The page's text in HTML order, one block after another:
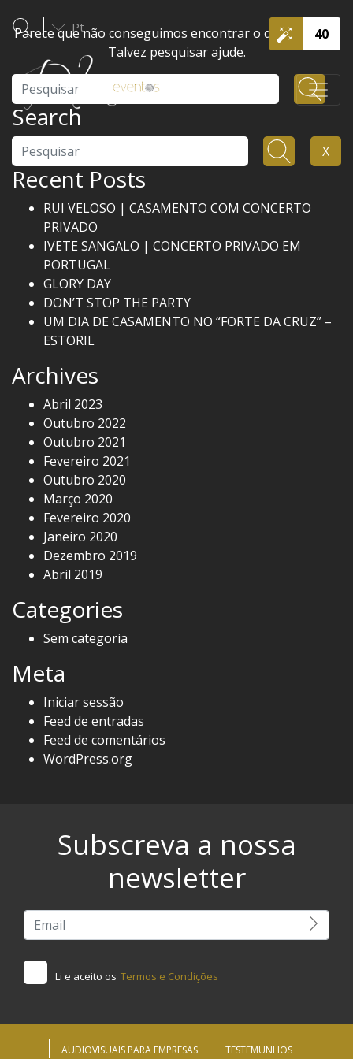
40
Pt
Parece que não conseguimos encontrar o que procura.
Talvez pesquisar ajude.
Search
Pesquisar X
Recent Posts
RUI VELOSO | CASAMENTO COM CONCERTO
PRIVADO
IVETE SANGALO | CONCERTO PRIVADO EM
PORTUGAL
GLORY DAY
DON’T STOP THE PARTY
UM DIA DE CASAMENTO NO “FORTE DA CRUZ” –
ESTORIL
Archives
Abril 2023
Outubro 2022
Outubro 2021
Fevereiro 2021
Outubro 2020
Março 2020
Fevereiro 2020
Janeiro 2020
Dezembro 2019
Abril 2019
Categories
Sem categoria
Meta
Iniciar sessão
Feed de entradas
Feed de comentários
WordPress.org
Subscreva a nossa
newsletter
Li e aceito os Termos e Condições
AUDIOVISUAIS PARA EMPRESAS TESTEMUNHOS